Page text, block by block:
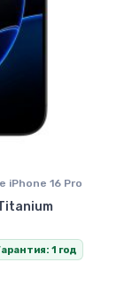
iPhone 16 Pro
16 Pro Max
1 год